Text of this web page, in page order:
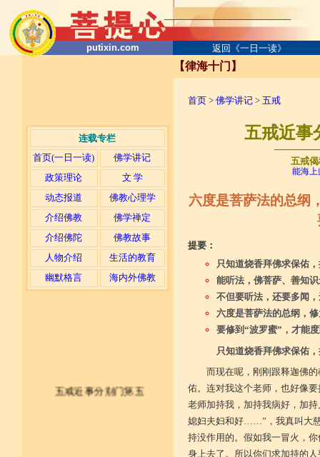
putixin.com 返回《一日一读》
连载专栏
首页(一日一读)
佛学讲记
政策理论
文 学
动态报道
佛教心理学
介绍佛教
佛学禅定
介绍佛陀
佛教故事
人物介绍
生活的教育
幽默格言
海内外佛教
【律海十门】
首页 > 佛学讲记 > 五戒
五戒近事
五戒
能海上
六度是菩萨法的总纲
提要：
只知道烧香拜佛求保佑
能听法，佛菩萨、善知
不但要听法，还要多闻
六度是菩萨法的总纲，
要修到“波罗蜜”，才能
只知道烧香拜佛求保佑
而现在呢，刚刚跟释迦佛
佑。连对我这个老师，也好像
老师加持我，加持我病好，加
媳妇夫妇和好……”，我真叫大
持没作用的。假如我一冒火，
身上去了。所以你们求加持的
五戒近事分别门第五